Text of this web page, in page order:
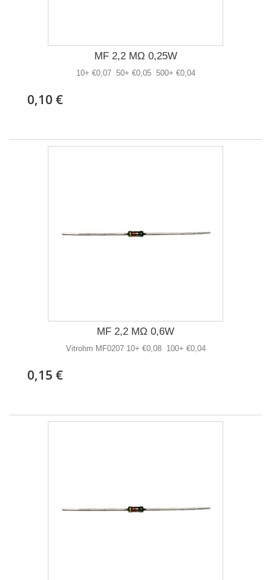
MF 2,2 MΩ 0,25W
10+ €0,07 50+ €0,05 500+ €0,04
0,10 €
MF 2,2 MΩ 0,6W
Vitrohm MF0207 10+ €0,08 100+ €0,04
0,15 €